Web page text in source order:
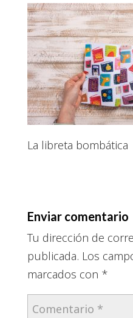
La libreta bombática
Enviar comentario
Tu dirección de
publicada. Los
marcados con *